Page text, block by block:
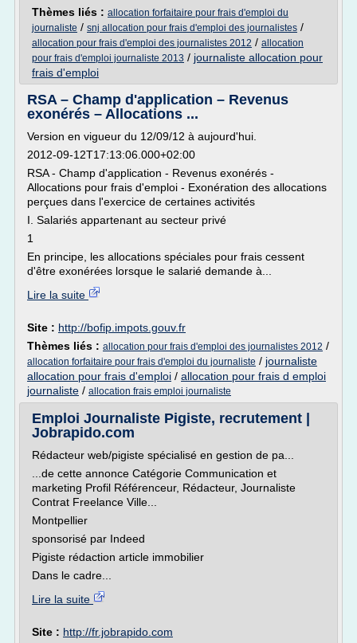
Thèmes liés : allocation forfaitaire pour frais d'emploi du
journaliste / snj allocation pour frais d'emploi des journalistes /
allocation pour frais d'emploi des journalistes 2012 / allocation
pour frais d'emploi journaliste 2013 / journaliste allocation pour
frais d'emploi
RSA – Champ d'application – Revenus
exonérés – Allocations ...
Version en vigueur du 12/09/12 à aujourd'hui.
2012-09-12T17:13:06.000+02:00
RSA - Champ d'application - Revenus exonérés -
Allocations pour frais d'emploi - Exonération des allocations
perçues dans l'exercice de certaines activités
I. Salariés appartenant au secteur privé
1
En principe, les allocations spéciales pour frais cessent
d'être exonérées lorsque le salarié demande à...
Lire la suite
Site : http://bofip.impots.gouv.fr
Thèmes liés : allocation pour frais d'emploi des journalistes 2012 /
allocation forfaitaire pour frais d'emploi du journaliste / journaliste
allocation pour frais d'emploi / allocation pour frais d emploi
journaliste / allocation frais emploi journaliste
Emploi Journaliste Pigiste, recrutement |
Jobrapido.com
Rédacteur web/pigiste spécialisé en gestion de pa...
...de cette annonce Catégorie Communication et
marketing Profil Référenceur, Rédacteur, Journaliste
Contrat Freelance Ville...
Montpellier
sponsorisé par Indeed
Pigiste rédaction article immobilier
Dans le cadre...
Lire la suite
Site : http://fr.jobrapido.com